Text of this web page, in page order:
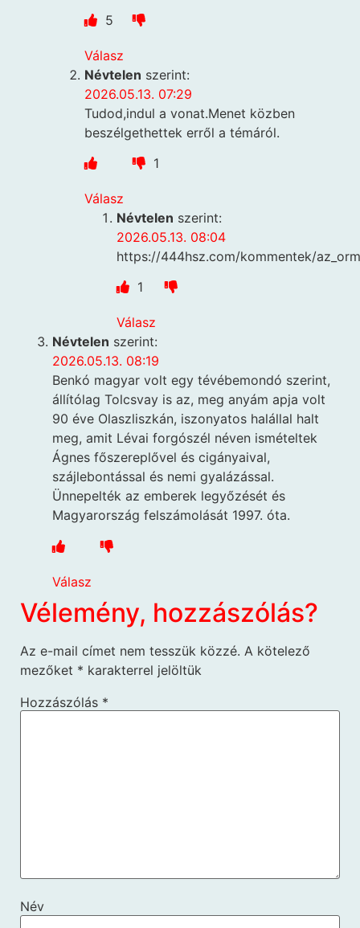
5
Válasz
Névtelen szerint:
2026.05.13. 07:29
Tudod,indul a vonat.Menet közben
beszélgethettek erről a témáról.
1
Válasz
Névtelen szerint:
2026.05.13. 08:04
https://444hsz.com/kommentek/
1
Válasz
Névtelen szerint:
2026.05.13. 08:19
Benkó magyar volt egy tévébemondó szerint,
állítólag Tolcsvay is az, meg anyám apja volt
90 éve Olaszliszkán, iszonyatos halállal halt
meg, amit Lévai forgószél néven ismételtek
Ágnes főszereplővel és cigányaival,
szájlebontással és nemi gyalázással.
Ünnepelték az emberek legyőzését és
Magyarország felszámolását 1997. óta.
Válasz
Vélemény, hozzászólás?
Az e-mail címet nem tesszük közzé. A kötelező
mezőket * karakterrel jelöltük
Hozzászólás *
Név